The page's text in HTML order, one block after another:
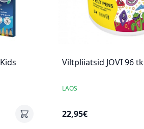
Viltpliiatsid JOVI 96
LAOS
22,95€